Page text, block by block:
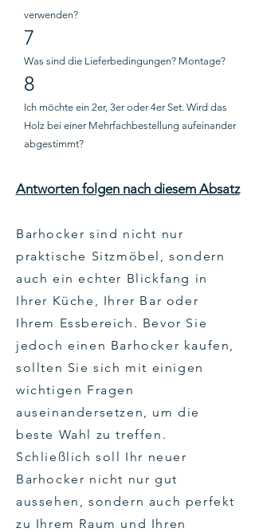
verwenden?
7
Was sind die Lieferbedingungen? Montage?
8
Ich möchte ein 2er, 3er oder 4er Set. Wird das
Holz bei einer Mehrfachbestellung aufeinander
abgestimmt?
Antworten folgen nach diesem Absatz
Barhocker sind nicht nur
praktische Sitzmöbel, sondern
auch ein echter Blickfang in
Ihrer Küche, Ihrer Bar oder
Ihrem Essbereich. Bevor Sie
jedoch einen Barhocker kaufen,
sollten Sie sich mit einigen
wichtigen Fragen
auseinandersetzen, um die
beste Wahl zu treffen.
Schließlich soll Ihr neuer
Barhocker nicht nur gut
aussehen, sondern auch perfekt
zu Ihrem Raum und Ihren